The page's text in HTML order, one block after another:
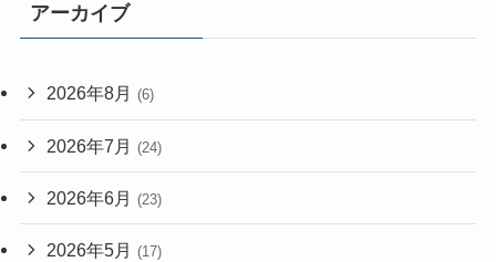
アーカイブ
2026年8月 (6)
2026年7月 (24)
2026年6月 (23)
2026年5月 (17)